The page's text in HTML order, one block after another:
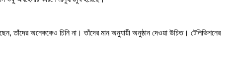
তাঁদের অনেককেও চিনি না। তাঁদের মান অনুযায়ী অনুষ্ঠান দেওয়া উচিত। টেলিভিশনের